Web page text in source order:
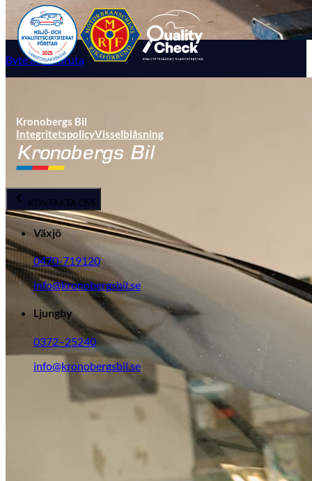
Byte av vindruta
Kronobergs Bil
IntegritetspolicyVisselblåsning
KONTAKTA OSS
Växjö
0470-719120
info@kronobergsbil.se
Ljungby
0372–25240
info@kronobergsbil.se